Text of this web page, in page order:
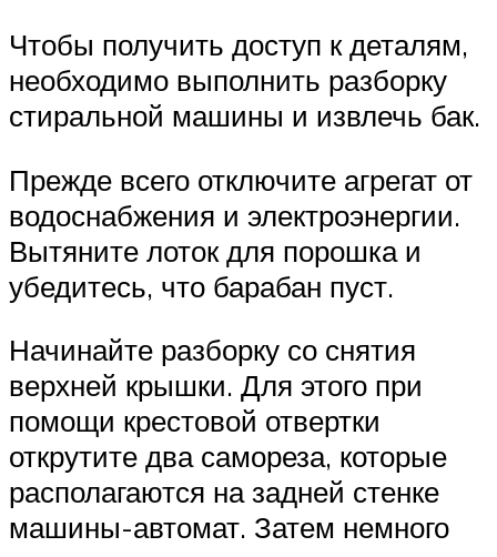
Чтобы получить доступ к деталям,
необходимо выполнить разборку
стиральной машины и извлечь бак.
Прежде всего отключите агрегат от
водоснабжения и электроэнергии.
Вытяните лоток для порошка и
убедитесь, что барабан пуст.
Начинайте разборку со снятия
верхней крышки. Для этого при
помощи крестовой отвертки
открутите два самореза, которые
располагаются на задней стенке
машины-автомат. Затем немного